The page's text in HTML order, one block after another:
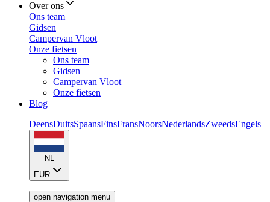
Over ons
Ons team
Gidsen
Campervan Vloot
Onze fietsen
Ons team
Gidsen
Campervan Vloot
Onze fietsen
Blog
DeensDuitsSpaansFinsFransNoorsNederlandsZweedsEngels
NL
EUR
open navigation menu